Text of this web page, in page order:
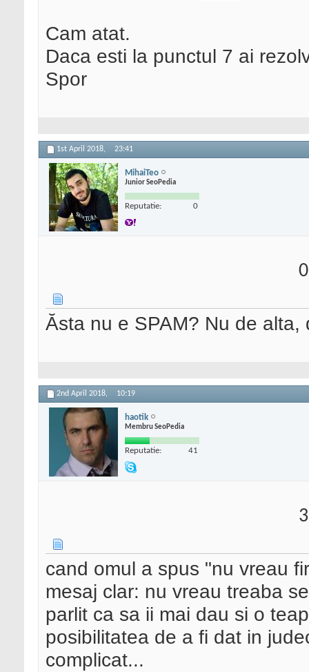
Cam atat.
Daca esti la punctul 7 ai
Spor
1st April 2018, 23:41
MihaiTeo
Junior SeoPedia
Reputatie: 0
Ăsta nu e SPAM? Nu de
2nd April 2018, 10:19
haotik
Membru SeoPedia
Reputatie: 41
cand omul a spus "nu vreau
mesaj clar: nu vreau treaba
parlit ca sa ii mai dau si o
posibilitatea de a fi dat in
complicat...